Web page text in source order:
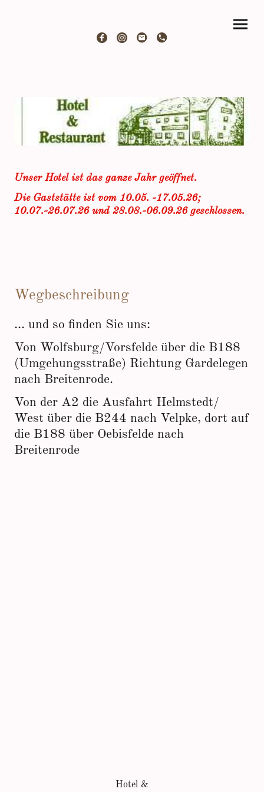
Unser Hotel ist das ganze Jahr geöffnet.
Die Gaststätte ist vom 10.05. -17.05.26;
10.07.-26.07.26 und 28.08.-06.09.26 geschlossen.
Wegbeschreibung
... und so finden Sie uns:
Von Wolfsburg/Vorsfelde über die B188
(Umgehungsstraße) Richtung Gardelegen
nach Breitenrode.
Von der A2 die Ausfahrt Helmstedt/
West über die B244 nach Velpke, dort auf
die B188 über Oebisfelde nach
Breitenrode
Hotel &